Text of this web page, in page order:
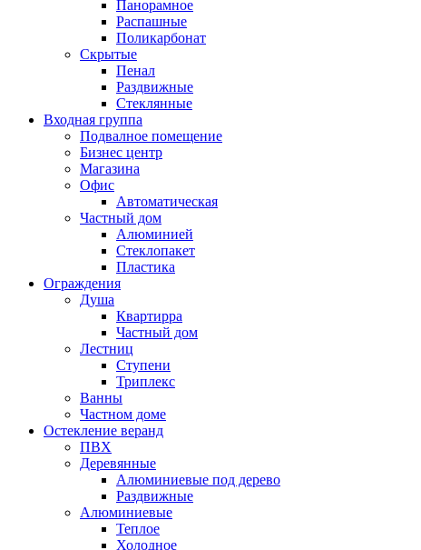
Панорамное
Распашные
Поликарбонат
Скрытые
Пенал
Раздвижные
Стеклянные
Входная группа
Подвалное помещение
Бизнес центр
Магазина
Офис
Автоматическая
Частный дом
Алюминией
Стеклопакет
Пластика
Ограждения
Душа
Квартирра
Частный дом
Лестниц
Ступени
Триплекс
Ванны
Частном доме
Остекление веранд
ПВХ
Деревянные
Алюминиевые под дерево
Раздвижные
Алюминиевые
Теплое
Холодное